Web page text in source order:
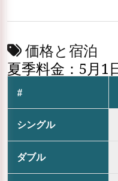
価格と宿泊
夏季料金：5月1
#
シングル
ダブル